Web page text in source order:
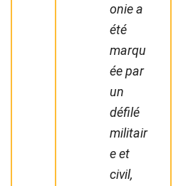
onie a
été
marqu
ée par
un
défilé
militair
e et
civil,